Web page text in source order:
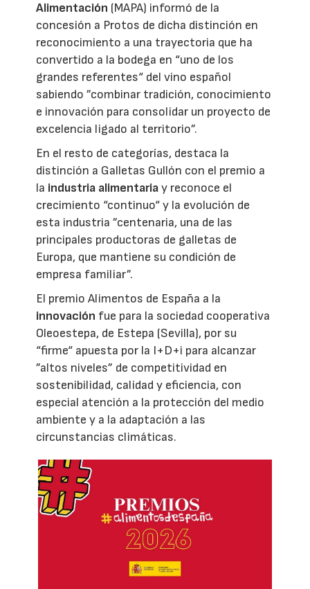
Alimentación (MAPA) informó de la
concesión a Protos de dicha distinción en
reconocimiento a una trayectoria que ha
convertido a la bodega en “uno de los
grandes referentes“ del vino español
sabiendo ”combinar tradición, conocimiento
e innovación para consolidar un proyecto de
excelencia ligado al territorio”.
En el resto de categorías, destaca la
distinción a Galletas Gullón con el premio a
la industria alimentariay reconoce el
crecimiento “continuo“ y la evolución de
esta industria ”centenaria, una de las
principales productoras de galletas de
Europa, que mantiene su condición de
empresa familiar”.
El premio Alimentos de España a la
innovación fue para la sociedad cooperativa
Oleoestepa, de Estepa (Sevilla), por su
“firme“ apuesta por la I+D+i para alcanzar
”altos niveles” de competitividad en
sostenibilidad, calidad y eficiencia, con
especial atención a la protección del medio
ambiente y a la adaptación a las
circunstancias climáticas.